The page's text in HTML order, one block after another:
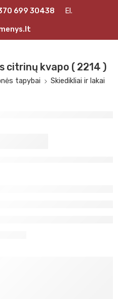
699 30438 El.
citrinų kvapo ( 2214 )
tapybai Skiedikliai ir lakai